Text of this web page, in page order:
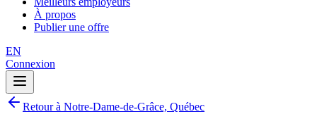
À propos
Publier une offre
EN
Connexion
Retour à Notre-Dame-de-Grâce, Québec